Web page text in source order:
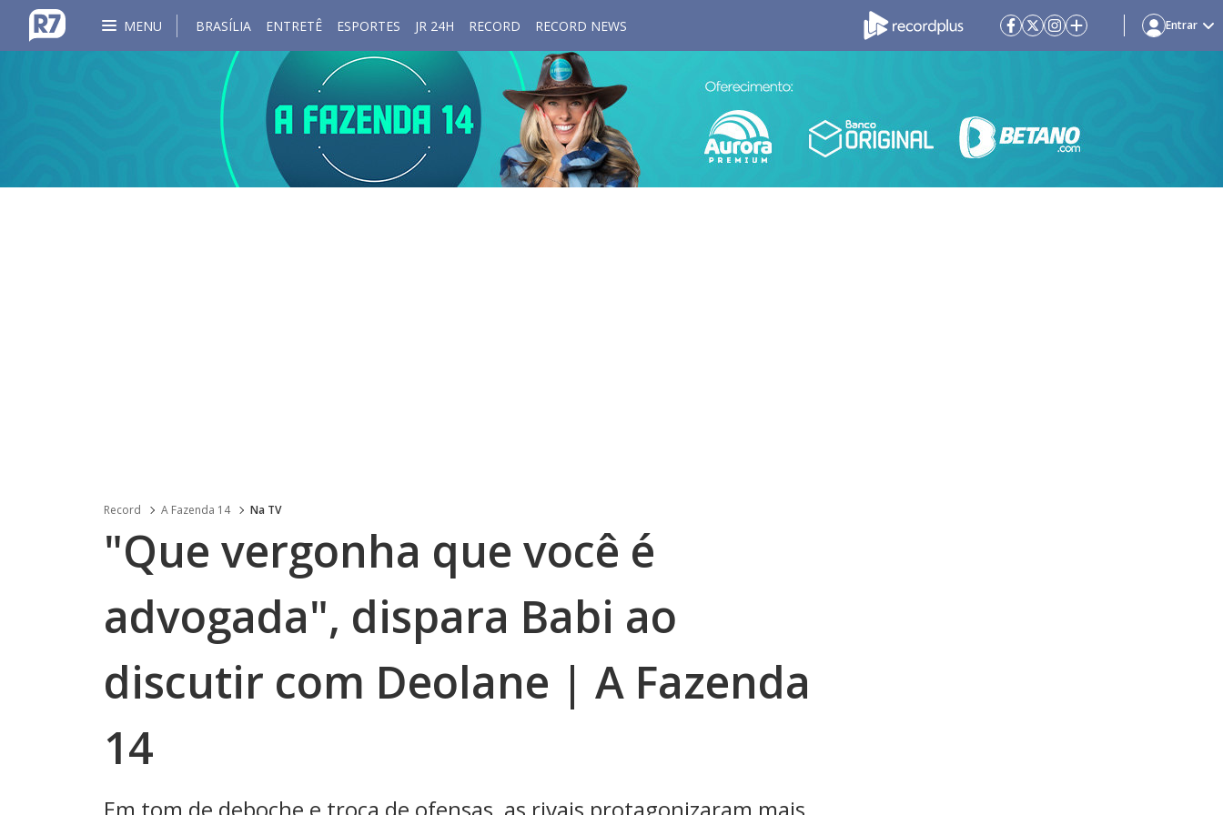
MENU BRASÍLIA ENTRETÊ ESPORTES JR 24H RECORD RECORD NEWS Entrar
Record A Fazenda 14 Na TV
"Que vergonha que você é
advogada", dispara Babi ao
discutir com Deolane | A Fazenda
14